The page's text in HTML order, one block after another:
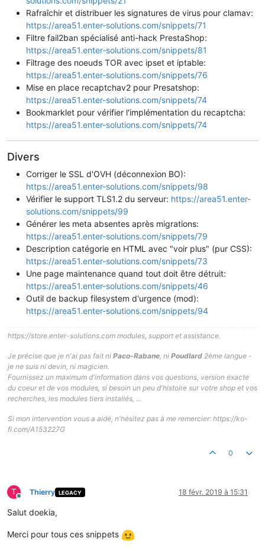
Rafraîchir et distribuer les signatures de virus pour clamav:
https://area51.enter-solutions.com/snippets/71
Filtre fail2ban spécialisé anti-hack PrestaShop:
https://area51.enter-solutions.com/snippets/81
Filtrage des noeuds TOR avec ipset et iptable:
https://area51.enter-solutions.com/snippets/76
Mise en place recaptchav2 pour Presatshop:
https://area51.enter-solutions.com/snippets/74
Bookmarklet pour vérifier l'implémentation du recaptcha:
https://area51.enter-solutions.com/snippets/74
Divers
Corriger le SSL d'OVH (déconnexion BO):
https://area51.enter-solutions.com/snippets/98
Vérifier le support TLS1.2 du serveur: https://area51.enter-
solutions.com/snippets/99
Générer les meta absentes après migrations:
https://area51.enter-solutions.com/snippets/79
Description catégorie en HTML avec "voir plus" (pur CSS):
https://area51.enter-solutions.com/snippets/73
Une page maintenance quand tout doit être détruit:
https://area51.enter-solutions.com/snippets/46
Outil de backup filesystem d'urgence (mod):
https://area51.enter-solutions.com/snippets/94
https://store.enter-solutions.com modules, support et assistance.
Je précise que je n'ai pas fait ni Paco-Rabane, ni Poudlard 2ème langue -
je ne suis ni devin, ni magicien.
Fournissez un maximum d'information dans vos questions, version exacte
du coeur et de vos modules, si besoin un peu d'histoire sur votre shop et vos
recherches, les modules tiers installés, ...
Si mon intervention vous a aidé, n'hésitez pas à me remercier: https://ko-
fi.com/A153227G
0
T
Hors-ligne
Thierry LEGACY 18 févr. 2019 à 15:31
Salut doekia,
Merci pour tous ces snippets